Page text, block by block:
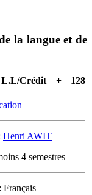
la langue et de
L.L/Crédit + 128
Henri AWIT
4 semestres